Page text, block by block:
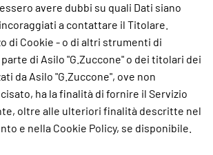
avere dubbi su quali Dati siano
a contattare il Titolare.
di Cookie - o di altri strumenti di
di Asilo "G.Zuccone" o dei titolari dei
da Asilo "G.Zuccone", ove non
ha la finalità di fornire il Servizio
oltre alle ulteriori finalità descritte nel
e nella Cookie Policy, se disponibile.